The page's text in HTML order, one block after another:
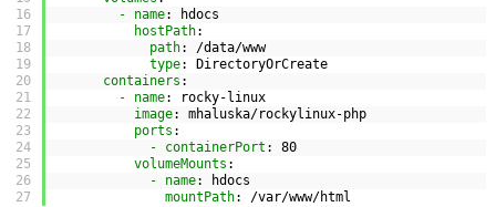
16
17
18
19
20
21
22
23
24
25
26
27
- name: hdocs
hostPath:
path: /data/www
type: DirectoryOrCreate
containers :
- name: rocky-linux
image: mhaluska/rockylinux-php
ports :
- containerPort : 80
volumeMounts :
- name: hdocs
mountPath: /var/www/html